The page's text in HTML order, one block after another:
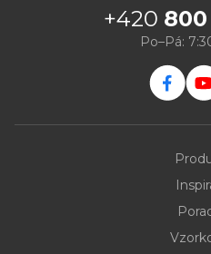
+420
Po–Pá: